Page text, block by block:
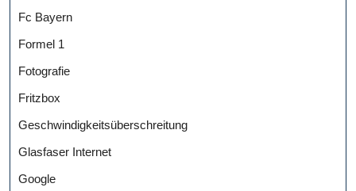
Fc Bayern
Formel 1
Fotografie
Fritzbox
Geschwindigkeitsüberschreitung
Glasfaser Internet
Google